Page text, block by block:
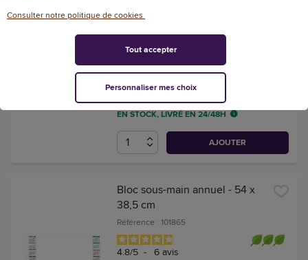
BOUCHUT-GRANDREMY
Référence : 101840
4.6/5- 7avis
11,99 € HT
(14,03 € TTC)
EN STOCK, LIVRÉ EN 24/48H
AJOUTER
Bloc sous-main annuel - 54 x
38,5 cm
Référence : 101865
4.8/5 - 6 avis
Consulter notre politique de cookies
Personnaliser mes choix
Tout accepter